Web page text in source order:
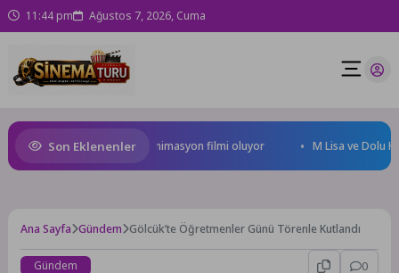
11:44 pm Ağustos 7, 2026, Cuma
Son Eklenenler
Türkiye’nin ilk IMAX® animasyon filmi oluyor M Lisa ve Dolu
Ana Sayfa Gündem Gölcük’te Öğretmenler Günü Törenle Kutlandı
Gündem 0